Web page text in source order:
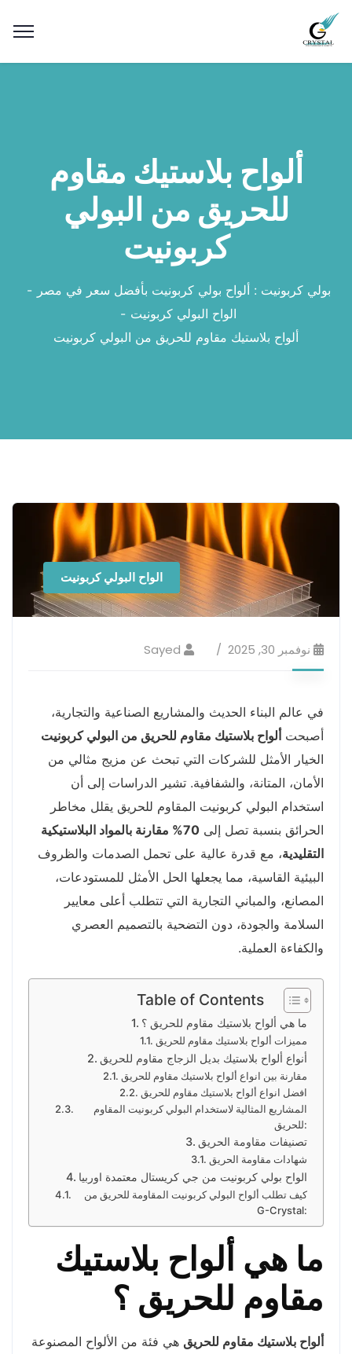
ألواح بلاستيك مقاوم
للحريق من البولي
كربونيت
بولي كربونيت : ألواح بولي كربونيت بأفضل سعر في مصر
الواح البولي كربونيت
ألواح بلاستيك مقاوم للحريق من البولي كربونيت
الواح البولي كربونيت
نوفمبر 30, 2025 Sayed
في عالم البناء الحديث والمشاريع الصناعية والتجارية،
أصبحتألواح بلاستيك مقاوم للحريق من البولي كربونيت
الخيار الأمثل للشركات التي تبحث عن مزيج مثالي من
الأمان، المتانة، والشفافية. تشير الدراسات إلى أن
استخدام البولي كربونيت المقاوم للحريق يقلل مخاطر
الحرائق بنسبة تصل إلى
70% مقارنة بالمواد البلاستيكية
التقليدية، مع قدرة عالية على تحمل الصدمات والظروف
البيئية القاسية، مما يجعلها الحل الأمثل للمستودعات،
المصانع، والمباني التجارية التي تتطلب أعلى معايير
السلامة والجودة، دون التضحية بالتصميم العصري
والكفاءة العملية.
Table of Contents
ما هي ألواح بلاستيك مقاوم للحريق ؟
مميزات ألواح بلاستيك مقاوم للحريق
أنواع ألواح بلاستيك بديل الزجاج مقاوم للحريق
مقارنة بين انواع ألواح بلاستيك مقاوم للحريق
افضل انواع ألواح بلاستيك مقاوم للحريق
المشاريع المثالية لاستخدام البولي كربونيت المقاوم
للحريق:
تصنيفات مقاومة الحريق
شهادات مقاومة الحريق
الواح بولي كربونيت من جي كريستال معتمدة اوربيا
كيف تطلب ألواح البولي كربونيت المقاومة للحريق من
G-Crystal:
ما هي ألواح بلاستيك
مقاوم للحريق ؟
ألواح بلاستيك مقاوم للحريق هي فئة من الألواح المصنوعة